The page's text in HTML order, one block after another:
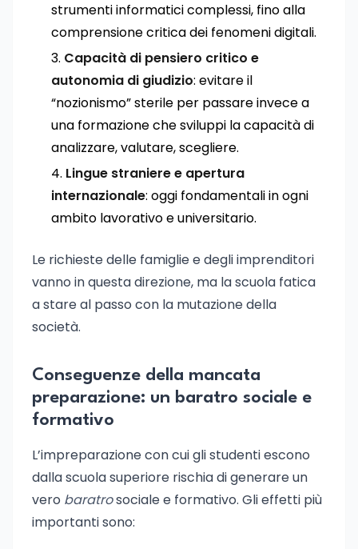
strumenti informatici complessi, fino alla
comprensione critica dei fenomeni digitali.
Capacità di pensiero critico e
autonomia di giudizio: evitare il
“nozionismo” sterile per passare invece a
una formazione che sviluppi la capacità di
analizzare, valutare, scegliere.
Lingue straniere e apertura
internazionale: oggi fondamentali in ogni
ambito lavorativo e universitario.
Le richieste delle famiglie e degli imprenditori
vanno in questa direzione, ma la scuola fatica
a stare al passo con la mutazione della
società.
Conseguenze della mancata
preparazione: un baratro sociale e
formativo
L’impreparazione con cui gli studenti escono
dalla scuola superiore rischia di generare un
vero baratrosociale e formativo. Gli effetti più
importanti sono: